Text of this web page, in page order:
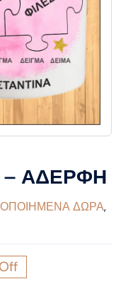
– ΑΔΕΡΦΗ
ΔΩΡΑ,